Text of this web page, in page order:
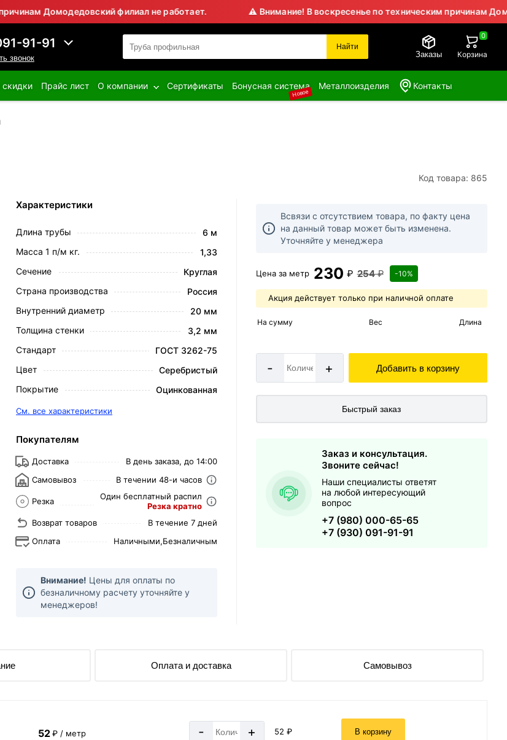
Домодедовский филиал не работает. ⚠ Внимание! В воскресенье по техническим причинам
91-91
звонок
Найти
Заказы Корзина
0
Прайс лист О компании Сертификаты Бонусная система
Новое
Металлоизделия Контакты
Код товара: 865
Всвязи с отсутствием товара, по факту цена
на данный товар может быть изменена.
Уточняйте у менеджера
Цена за метр 230 ₽ 254₽ -10%
Акция действует только при наличной оплате
На сумму Вес Длина
- + Добавить в корзину
Быстрый заказ
Заказ и консультация.
Звоните сейчас!
Наши специалисты ответят
на любой интересующий
вопрос
+7 (980) 000-65-65
+7 (930) 091-91-91
Характеристики
Длина трубы
6 м
Масса 1 п/м кг.
1,33
Сечение
Круглая
Страна производства
Россия
Внутренний диаметр
20 мм
Толщина стенки
3,2 мм
Стандарт
ГОСТ 3262-75
Цвет
Серебристый
Покрытие
Оцинкованная
См. все характеристики
Покупателям
Доставка
В день заказа, до 14:00
Самовывоз
В течении 48-и часов
Резка
Один бесплатный распил
Резка кратно
Возврат товаров
В течение 7 дней
Оплата
Наличными,Безналичным
Внимание! Цены для оплаты по
безналичному расчету уточняйте у
менеджеров!
Оплата и доставка Самовывоз
52 ₽ / метр - + 52 ₽ В корзину